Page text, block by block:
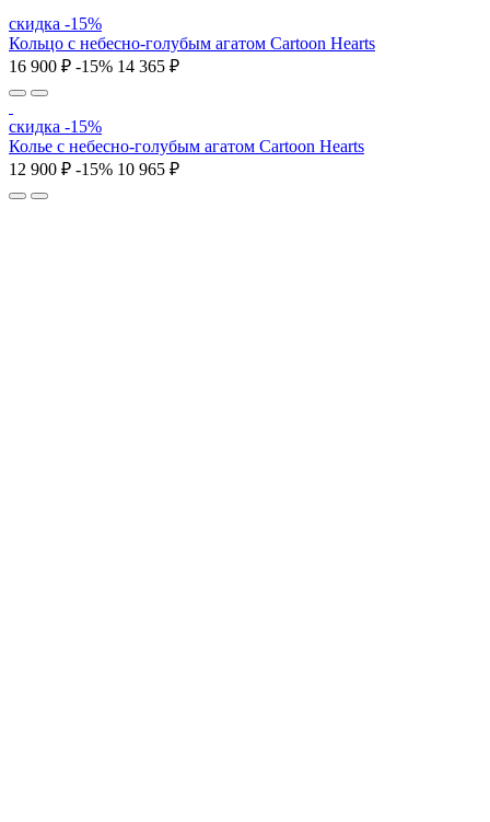
скидка -15%
Кольцо c небесно-голубым агатом Cartoon Hearts
16 900 ₽ -15% 14 365 ₽
скидка -15%
Колье c небесно-голубым агатом Cartoon Hearts
12 900 ₽ -15% 10 965 ₽